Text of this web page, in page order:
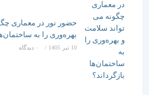
حضور نور در معماری چگونه می
بهره‌وری را به ساختمان‌ها
/ ۰ دیدگاه